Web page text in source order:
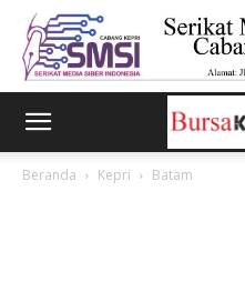
Beranda Kepri Batam